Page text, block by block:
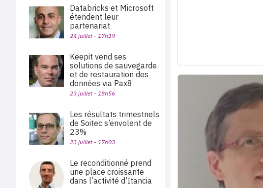
Databricks et Microsoft
étendent leur
partenariat
24 juillet - 17h19
Keepit vend ses
solutions de sauvegarde
et de restauration des
données via Pax8
23 juillet - 18h56
Les résultats trimestriels
de Soitec s’envolent de
23%
23 juillet - 17h03
Le reconditionné prend
une place croissante
dans l’activité d’Itancia